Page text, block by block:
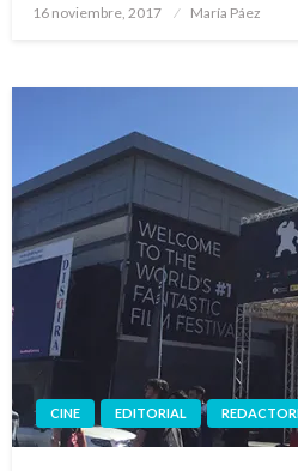
Publicado
16 noviembre, 2017 María Páez
CINE EDITORIAL